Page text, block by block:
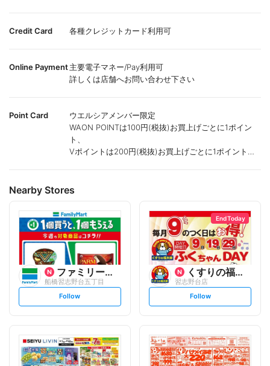
Credit Card 各種クレジットカード利用可
Online Payment主要電子マネー/Pay利用可
詳しくは店舗へお問い合わせ下さい
Point Card
ウエルシアメンバー限定
WAON POINTは100円(税抜)お買上げごとに1ポイン
ト、
Vポイントは200円(税抜)お買上げごとに1ポイント進
Nearby Stores
ファミリーマート
船橋習志野台五丁目
s
t
l
o
w
Follow
End Today
くすりの福太郎
習志野台店
s
t
l
o
w
Follow